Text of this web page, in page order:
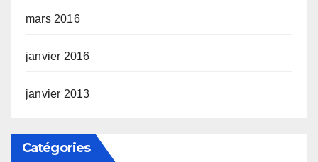
mars 2016
janvier 2016
janvier 2013
Catégories